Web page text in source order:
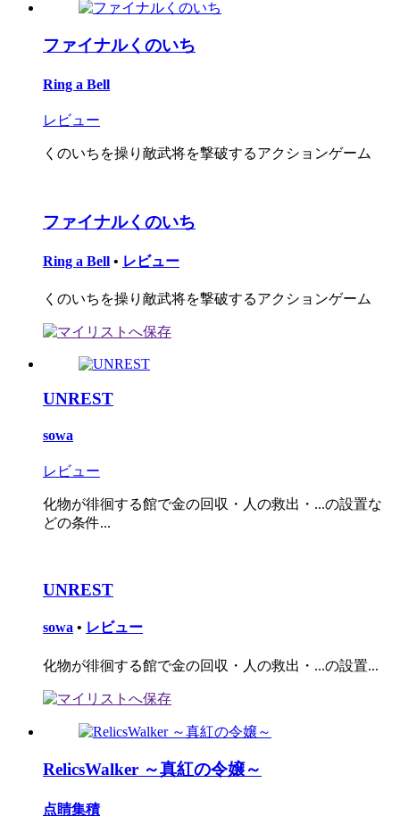
ファイナルくのいち
Ring a Bell
レビュー
くのいちを操り敵武将を撃破するアクションゲーム
ファイナルくのいち
Ring a Bell • レビュー
くのいちを操り敵武将を撃破するアクションゲーム
UNREST
sowa
レビュー
化物が徘徊する館で金の回収・人の救出・...の設置な
どの条件...
UNREST
sowa • レビュー
化物が徘徊する館で金の回収・人の救出・...の設置...
RelicsWalker ～真紅の令嬢～
点睛集積